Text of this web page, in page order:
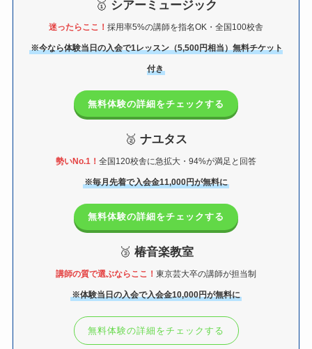
🥇 シアーミュージック
迷ったらここ！ 採用率5%の講師を指名OK・全国100校舎
※今なら体験当日の入会で1レッスン（5,500円相当）無料チケット
付き
無料体験の詳細をチェックする
🥈 ナユタス
勢いNo.1！ 全国120校舎に急拡大・94%が満足と回答
※毎月先着で入会金11,000円が無料に
無料体験の詳細をチェックする
🥉 椿音楽教室
講師の質で選ぶならここ！ 東京芸大卒の講師が担当制
※体験当日の入会で入会金10,000円が無料に
無料体験の詳細をチェックする